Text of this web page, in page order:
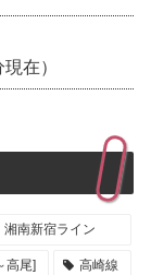
在）
湘南新宿ライン
高尾] 高崎線